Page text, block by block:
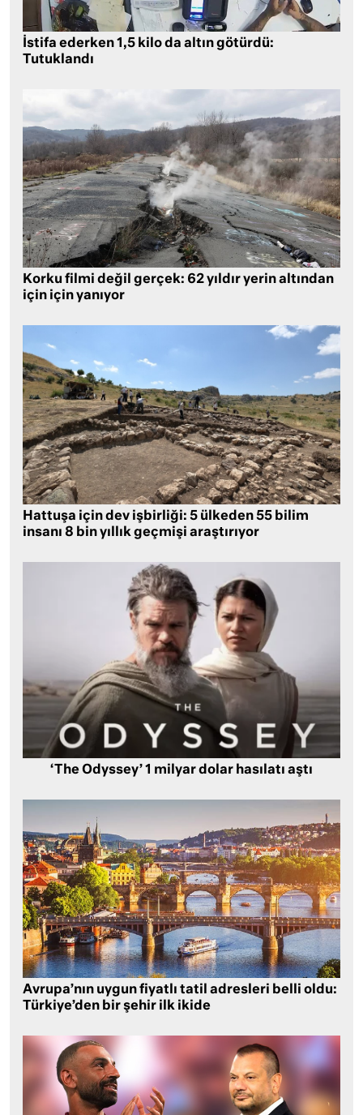
İstifa ederken 1,5 kilo da altın götürdü:
Tutuklandı
Korku filmi değil gerçek: 62 yıldır yerin altından
için için yanıyor
Hattuşa için dev işbirliği: 5 ülkeden 55 bilim
insanı 8 bin yıllık geçmişi araştırıyor
‘The Odyssey’ 1 milyar dolar hasılatı aştı
Avrupa’nın uygun fiyatlı tatil adresleri belli oldu:
Türkiye’den bir şehir ilk ikide